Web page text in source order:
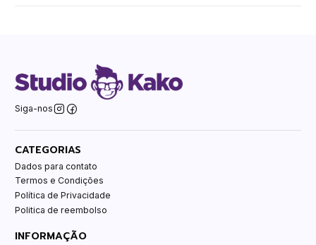
Siga-nos
CATEGORIAS
Dados para contato
Termos e Condições
Política de Privacidade
Politica de reembolso
INFORMAÇÃO